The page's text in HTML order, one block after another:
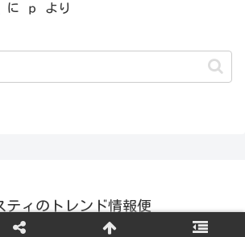
に ｐ より
ティのトレンド情報便
ダスティのトレンド情報便.